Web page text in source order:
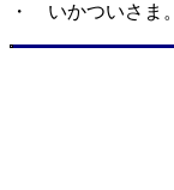
・ いかついさま。